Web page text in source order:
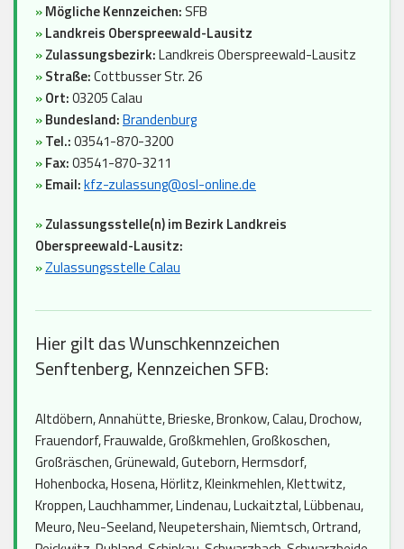
»Mögliche Kennzeichen: SFB
»Landkreis Oberspreewald-Lausitz
»Zulassungsbezirk:Landkreis Oberspreewald-Lausitz
»Straße:Cottbusser Str. 26
»Ort:03205 Calau
»Bundesland:Brandenburg
»Tel.:03541-870-3200
»Fax:03541-870-3211
»Email:kfz-zulassung@osl-online.de
»Zulassungsstelle(n) im Bezirk Landkreis
Oberspreewald-Lausitz:
»Zulassungsstelle Calau
Hier gilt das Wunschkennzeichen
Senftenberg, Kennzeichen SFB:
Altdöbern, Annahütte, Brieske, Bronkow, Calau, Drochow,
Frauendorf, Frauwalde, Großkmehlen, Großkoschen,
Großräschen, Grünewald, Guteborn, Hermsdorf,
Hohenbocka, Hosena, Hörlitz, Kleinkmehlen, Klettwitz,
Kroppen, Lauchhammer, Lindenau, Luckaitztal, Lübbenau,
Meuro, Neu-Seeland, Neupetershain, Niemtsch, Ortrand,